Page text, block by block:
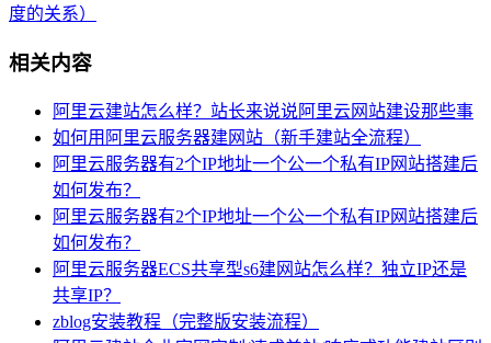
度的关系）
相关内容
阿里云建站怎么样？站长来说说阿里云网站建设那些事
如何用阿里云服务器建网站（新手建站全流程）
阿里云服务器有2个IP地址一个公一个私有IP网站搭建后
如何发布？
阿里云服务器有2个IP地址一个公一个私有IP网站搭建后
如何发布？
阿里云服务器ECS共享型s6建网站怎么样？独立IP还是
共享IP？
zblog安装教程（完整版安装流程）